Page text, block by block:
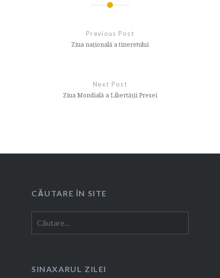
Previous Post
Ziua naţională a tineretului
Next Post
Ziua Mondială a Libertăţii Presei
CĂUTARE ÎN SITE
după:
SINAXARUL ZILEI